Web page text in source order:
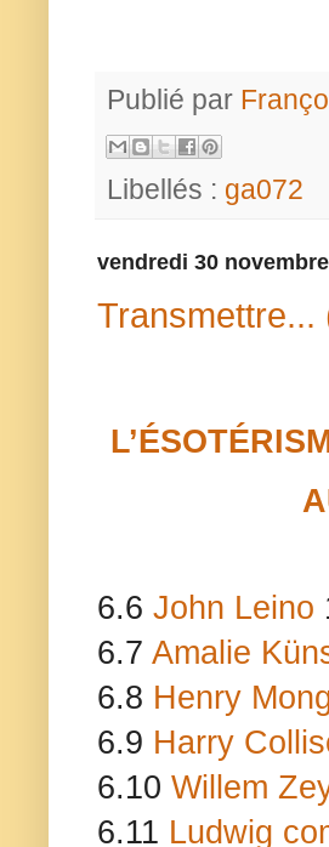
Publié par
Libellés : ga072
vendredi 30
Transmettre...
6.6 John Leino
6.7 Amalie
6.8 Henry
6.9 Harry
6.10 Willem
6.11 Ludwig